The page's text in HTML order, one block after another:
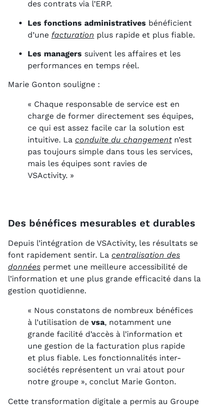
des contrats via l’ERP.
Les fonctions administratives bénéficient
d’une facturation plus rapide et plus fiable.
Les managers suivent les affaires et les
performances en temps réel.
Marie Gonton souligne :
« Chaque responsable de service est en
charge de former directement ses équipes,
ce qui est assez facile car la solution est
intuitive. La conduite du changementn’est
pas toujours simple dans tous les services,
mais les équipes sont ravies de
VSActivity. »
Des bénéfices mesurables et durables
Depuis l’intégration de VSActivity, les résultats se
font rapidement sentir. La centralisation des
données permet une meilleure accessibilité de
l’information et une plus grande efficacité dans la
gestion quotidienne.
« Nous constatons de nombreux bénéfices
à l’utilisation de vsa, notamment une
grande facilité d’accès à l’information et
une gestion de la facturation plus rapide
et plus fiable. Les fonctionnalités inter-
sociétés représentent un vrai atout pour
notre groupe », conclut Marie Gonton.
Cette transformation digitale a permis au Groupe